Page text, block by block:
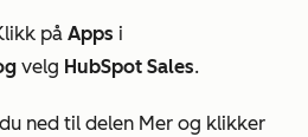
på Apps i
velg HubSpot Sales.
ned til delen Mer og klikker